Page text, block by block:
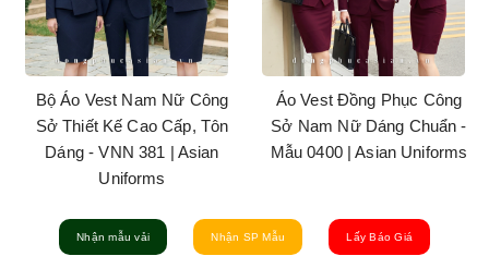
Bộ Áo Vest Nam Nữ Công
Sở Thiết Kế Cao Cấp, Tôn
Dáng - VNN 381 | Asian
Uniforms
Áo Vest Đồng Phục Công
Sở Nam Nữ Dáng Chuẩn -
Mẫu 0400 | Asian Uniforms
Nhận mẫu vải Nhận SP Mẫu Lấy Báo Giá